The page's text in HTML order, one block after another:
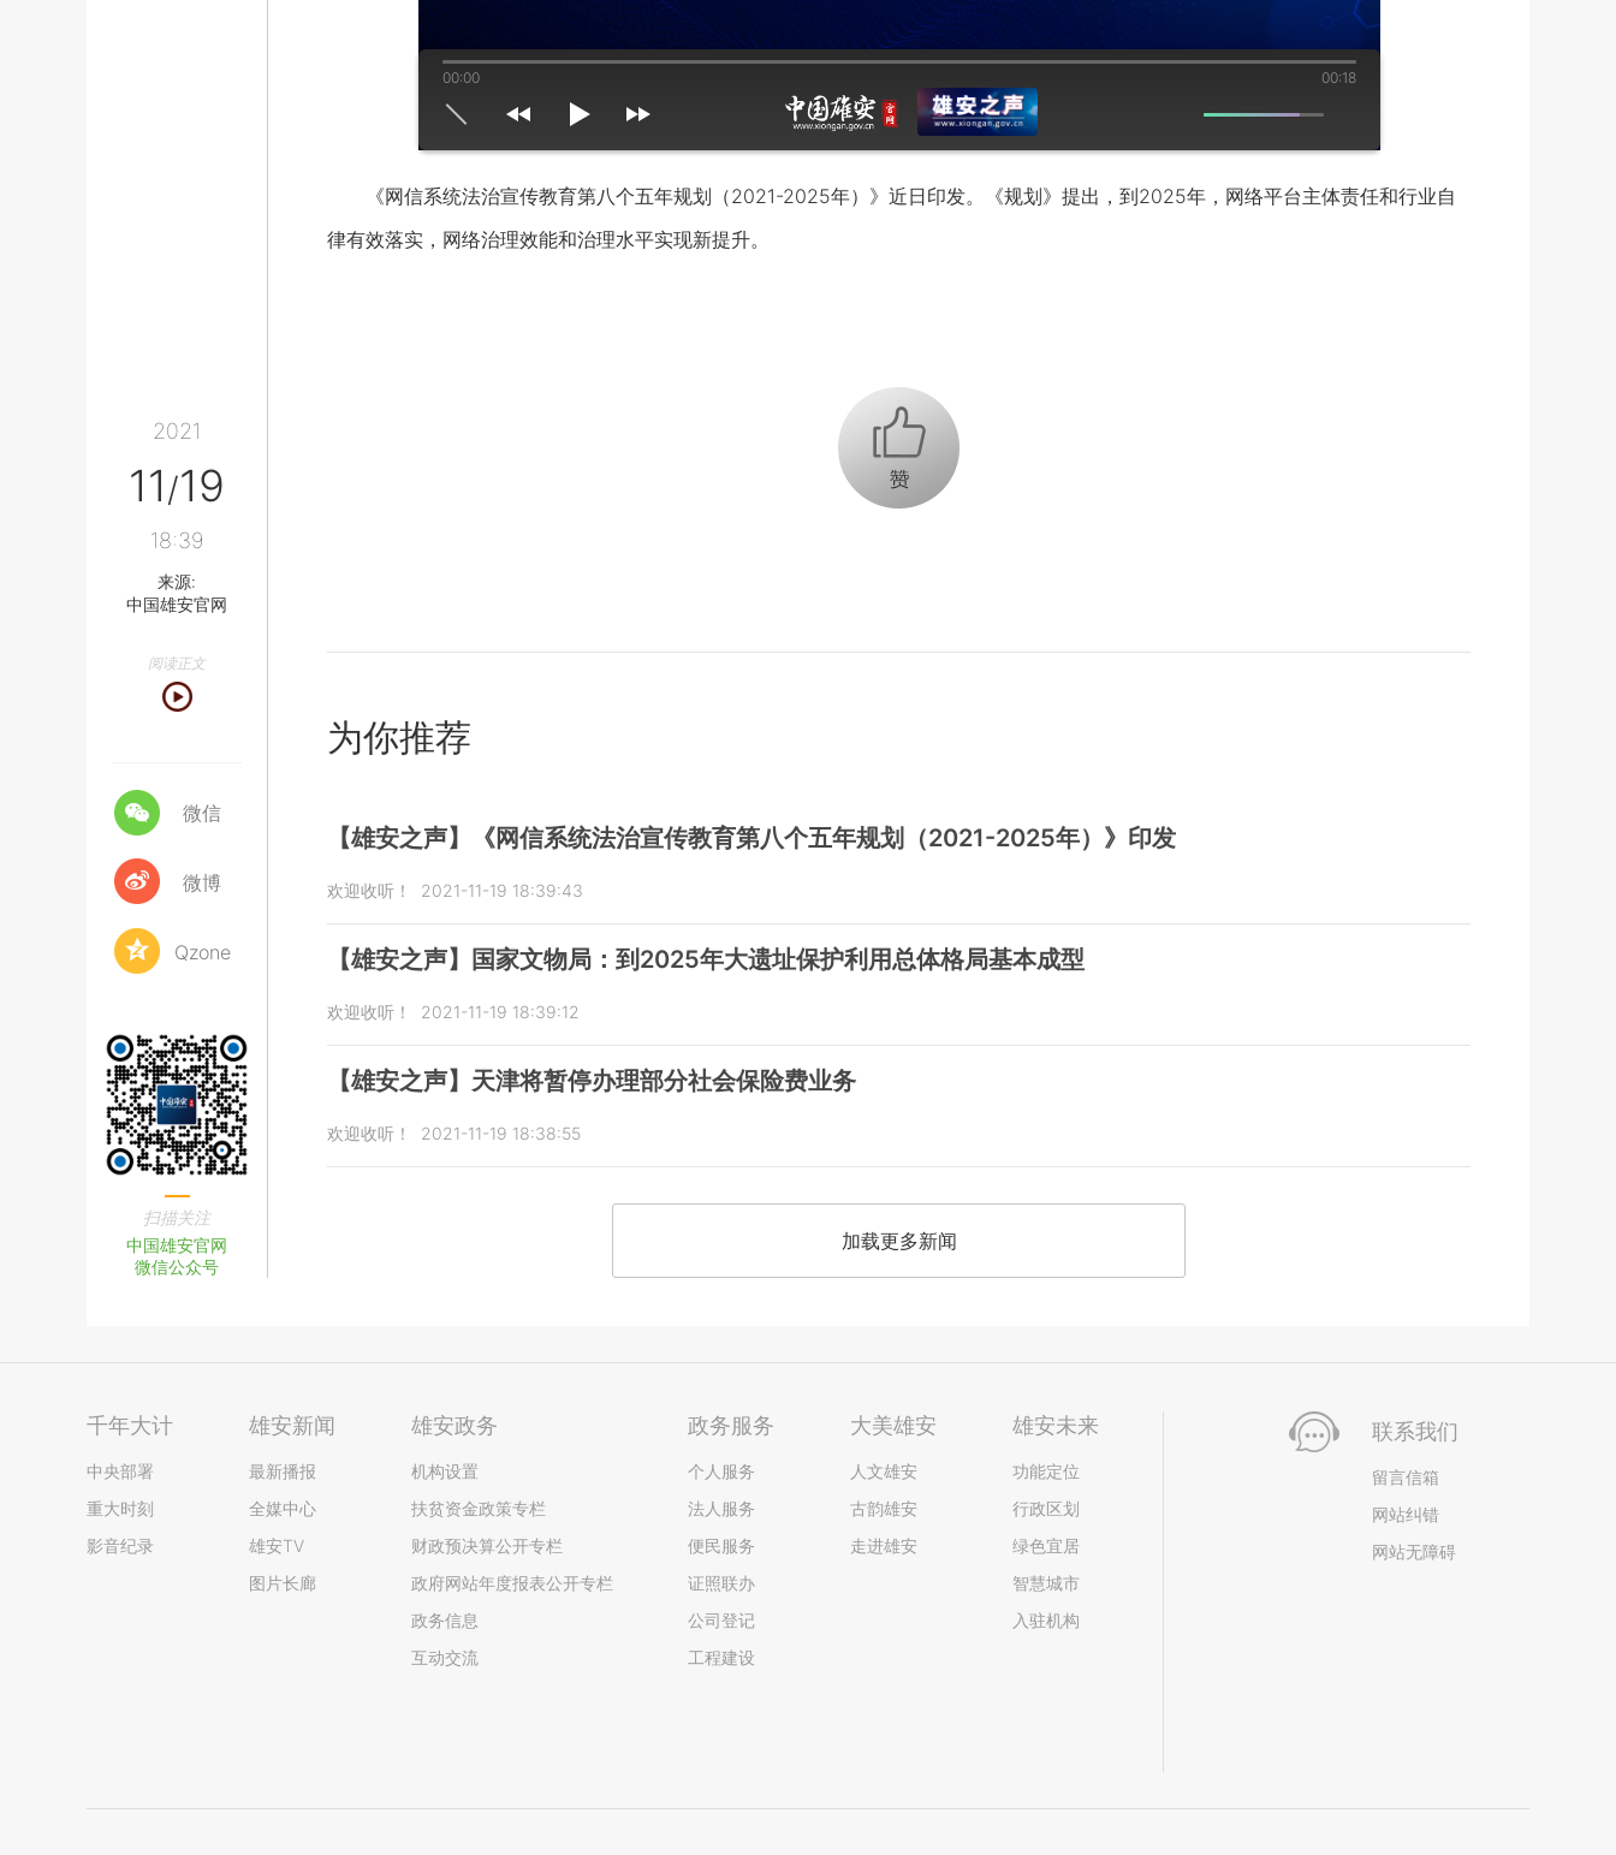
2021
11/19
18:39
来源:
中国雄安官网
阅读正文
微信
微博
Qzone
扫描关注
中国雄安官网
微信公众号
00:00 00:18
mute max volume
《网信系统法治宣传教育第八个五年规划（2021-2025年）》近日印发。《规划》提出，到2025年，网络平台主体责任和行业自
律有效落实，网络治理效能和治理水平实现新提升。
+1
为你推荐
【雄安之声】《网信系统法治宣传教育第八个五年规划（2021-2025年）》印发
欢迎收听！ 2021-11-19 18:39:43
【雄安之声】国家文物局：到2025年大遗址保护利用总体格局基本成型
欢迎收听！ 2021-11-19 18:39:12
【雄安之声】天津将暂停办理部分社会保险费业务
欢迎收听！ 2021-11-19 18:38:55
加载更多新闻
千年大计
中央部署
重大时刻
影音纪录
雄安新闻
最新播报
全媒中心
雄安TV
图片长廊
雄安政务
机构设置
扶贫资金政策专栏
财政预决算公开专栏
政府网站年度报表公开专栏
政务信息
互动交流
政务服务
个人服务
法人服务
便民服务
证照联办
公司登记
工程建设
大美雄安
人文雄安
古韵雄安
走进雄安
雄安未来
功能定位
行政区划
绿色宜居
智慧城市
入驻机构
联系我们
留言信箱
网站纠错
网站无障碍